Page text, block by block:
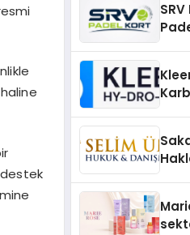
Aldı